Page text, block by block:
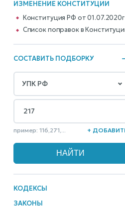
ИЗМЕНЕНИЕ КОНСТИТУЦИИ
Конституция РФ от 01.07.2020г
Cписок поправок в
СОСТАВИТЬ ПОДБОРКУ
пример: 116,271,... +
КОДЕКСЫ
ЗАКОНЫ